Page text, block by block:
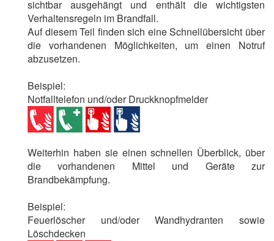
sichtbar ausgehängt und enthält die wichtigsten
Verhaltensregeln im Brandfall.
Auf diesem Teil finden sich eine Schnellübersicht über
die vorhandenen Möglichkeiten, um einen Notruf
abzusetzen.
Beispiel:
Notfalltelefon und/oder Druckknopfmelder
Weiterhin haben sie einen schnellen Überblick, über
die vorhandenen Mittel und Geräte zur
Brandbekämpfung.
Beispiel:
Feuerlöscher und/oder Wandhydranten sowie
Löschdecken